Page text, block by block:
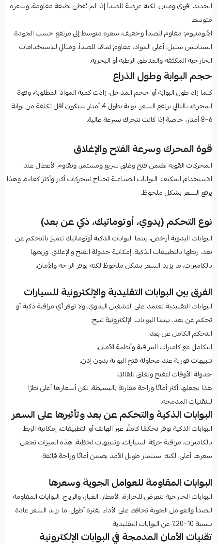
الحديد: قوي ومتين، لكنه عرضة للصدأ إذا لم يُغطى بطبقة مقاومة، وسعره
متوسط.
الألومنيوم: مقاوم للصدأ وخفيف، سعره متوسط إلى مرتفع حسب الجودة.
الستانلس ستيل: أغلى المواد، مقاوم تمامًا للصدأ، ومثالي للاستخدامات
الخارجية المكثفة والمناطق الرطبة أو البحرية.
حجم البوابة وطول الذراع
كلما زاد طول البوابة أو حجم المدخل، زادت كمية المواد المطلوبة، وقوة
المحرك، بالتالي يرتفع السعر. بوابة بطول 4 أمتار ستكون أقل تكلفة من بوابة
6–8 أمتار، خاصة إذا كانت تتحرك بسرعة عالية.
قوة المحرك وسرعة الفتح والإغلاق
المحركات القوية تضمن فتح وغلق سريع ومستمر، وتقاوم الأعطال عند
الاستخدام المكثف. البوابات الصناعية تحتاج لمحركات أكبر وأكثر كفاءة، وهذا
يرفع السعر بشكل ملحوظ.
نوع التحكم (يدوي، أوتوماتيك، ذكي عن بعد)
البوابات اليدوية أرخص، بينما البوابات الذكية أوتوماتيك تتميز بالتحكم عن
بعد، ربطها بالتطبيقات الذكية، إمكانية جدولة الفتح والإغلاق، وربطها
بالكاميرات، ما يزيد السعر بشكل ملحوظ لكنه يوفر الراحة والأمان.
الفرق بين البوابات التقليدية والإلكترونية للسيارات
البوابات التقليدية تعتمد على التشغيل اليدوي، ولا توفر أي مراقبة ذكية أو
تحكم عن بعد. بينما البوابات الإلكترونية تتيح:
التحكم الكامل عن بعد.
التكامل مع كاميرات المراقبة وأنظمة الأمان.
تنبيهات فورية عند محاولة فتح البوابة بدون إذن.
جدولة الأوقات لتفتح وتغلق تلقائيًا.
هذا يجعلها أكثر أمانًا وراحة مقارنة بالبسيطة، لكن أسعارها أعلى نظرًا
للتقنيات المدمجة.
البوابات الذكية والتحكم عن بعد وتأثيرها على السعر
البوابات الذكية توفر تحكمًا كاملًا عبر الهاتف أو التطبيقات، إمكانية الربط
بالكاميرات، مراقبة حركة السيارات، وتنبيهات لحظية. هذه الميزات تجعل
سعرها أعلى، لكنه استثمار طويل الأمد يضمن أمانًا وراحة فائقة.
البوابات المقاومة للعوامل الجوية وسعرها
البوابات الخارجية تتعرض للحرارة، الأمطار، الغبار، والرياح. البوابات المقاومة
للصدأ والعوامل الجوية تحافظ على الأداء لفترة أطول، ما يزيد السعر عادة
بنسبة 10–20٪ عن البوابات التقليدية.
تقنيات الأمان المدمجة في البوابات الإلكترونية